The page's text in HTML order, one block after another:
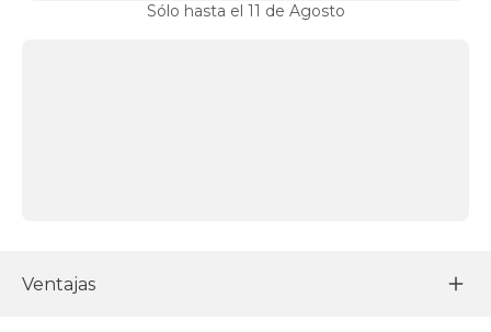
Sólo hasta el 11 de Agosto
Ventajas